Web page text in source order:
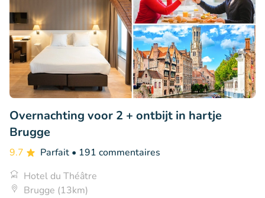
Overnachting voor 2 + ontbijt in hartje
Brugge
9.7 Parfait • 191 commentaires
Hotel du Théâtre
Brugge (13km)